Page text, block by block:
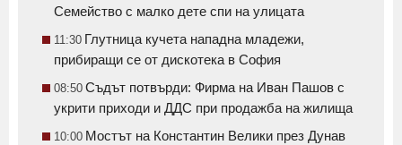
Семейство с малко дете спи на улицата
11:30 Глутница кучета нападна младежи,
прибиращи се от дискотека в София
08:50 Съдът потвърди: Фирма на Иван Пашов с
укрити приходи и ДДС при продажба на жилища
10:00 Мостът на Константин Велики през Дунав